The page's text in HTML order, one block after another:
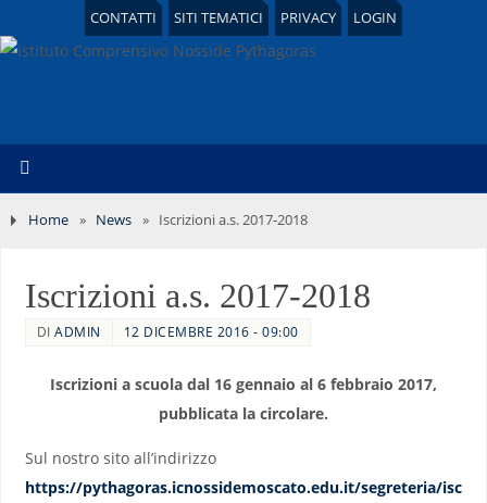
CONTATTI SITI TEMATICI PRIVACY LOGIN
Home » News » Iscrizioni a.s. 2017-2018
Iscrizioni a.s. 2017-2018
DIADMIN 12 DICEMBRE 2016 - 09:00
Iscrizioni a scuola dal 16 gennaio al 6 febbraio 2017,
pubblicata la circolare.
Sul nostro sito all’indirizzo
https://pythagoras.icnossidemoscato.edu.it/segreteria/isc